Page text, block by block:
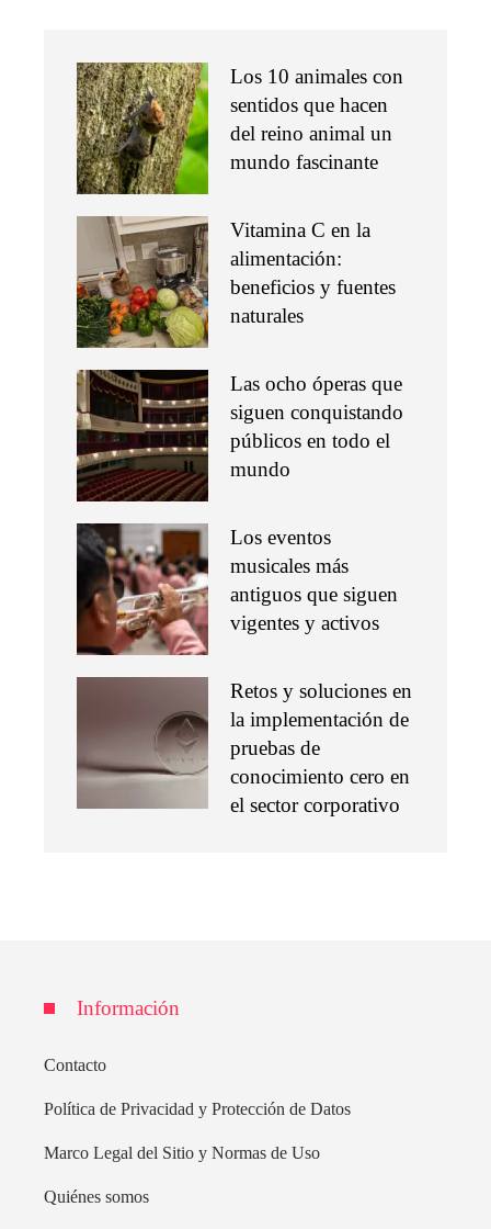
Los 10 animales con
sentidos que hacen
del reino animal un
mundo fascinante
Vitamina C en la
alimentación:
beneficios y fuentes
naturales
Las ocho óperas que
siguen conquistando
públicos en todo el
mundo
Los eventos
musicales más
antiguos que siguen
vigentes y activos
Retos y soluciones en
la implementación de
pruebas de
conocimiento cero en
el sector corporativo
Información
Contacto
Política de Privacidad y Protección de Datos
Marco Legal del Sitio y Normas de Uso
Quiénes somos